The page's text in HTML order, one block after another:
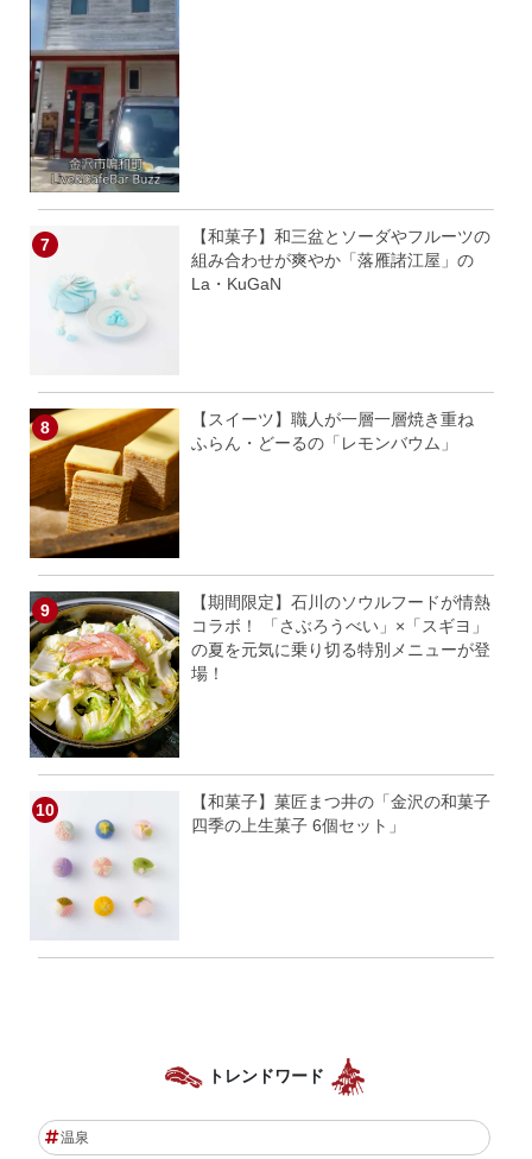
【和菓子】和三盆とソーダやフルーツの
組み合わせが爽やか「落雁諸江屋」の
La・KuGaN
【スイーツ】職人が一層一層焼き重ね
ふらん・どーるの「レモンバウム」
【期間限定】石川のソウルフードが情熱
コラボ！ 「さぶろうべい」×「スギヨ」
の夏を元気に乗り切る特別メニューが登
場！
【和菓子】菓匠まつ井の「金沢の和菓子
四季の上生菓子 6個セット」
トレンドワード
温泉